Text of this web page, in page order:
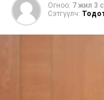
Огноо: 7 жил 3
Сэтгүүлч: